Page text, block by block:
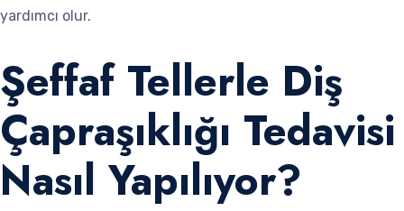
yardımcı olur.
Şeffaf Tellerle Diş
Çapraşıklığı Tedavisi
Nasıl Yapılıyor?